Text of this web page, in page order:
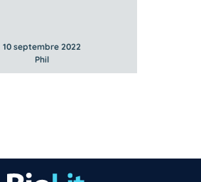
10 septembre 2022
Phil